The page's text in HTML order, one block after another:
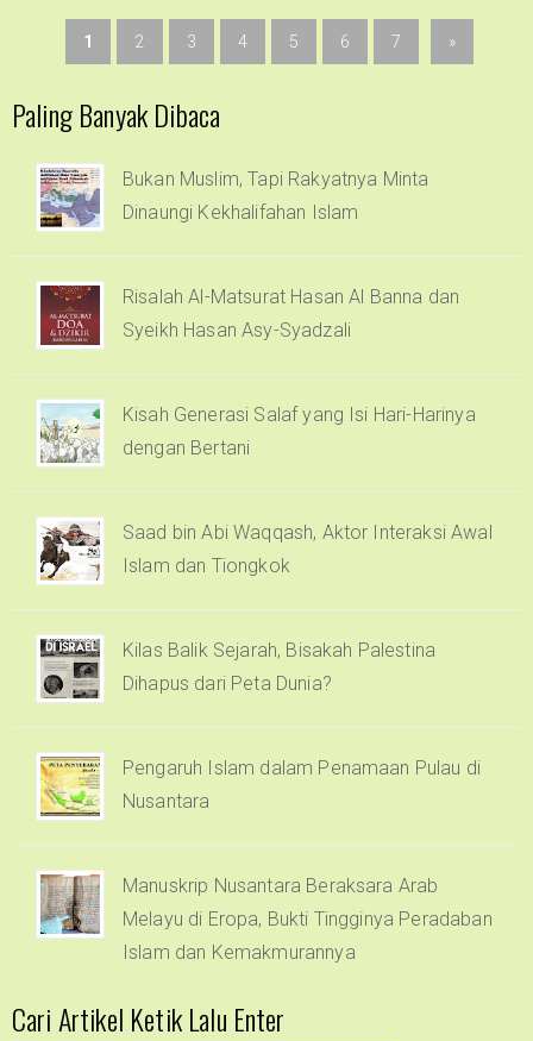
1 2 3 4 5 6 7 »
Paling Banyak Dibaca
Bukan Muslim, Tapi Rakyatnya Minta
Dinaungi Kekhalifahan Islam
Risalah Al-Matsurat Hasan Al Banna dan
Syeikh Hasan Asy-Syadzali
Kisah Generasi Salaf yang Isi Hari-Harinya
dengan Bertani
Saad bin Abi Waqqash, Aktor Interaksi Awal
Islam dan Tiongkok
Kilas Balik Sejarah, Bisakah Palestina
Dihapus dari Peta Dunia?
Pengaruh Islam dalam Penamaan Pulau di
Nusantara
Manuskrip Nusantara Beraksara Arab
Melayu di Eropa, Bukti Tingginya Peradaban
Islam dan Kemakmurannya
Cari Artikel Ketik Lalu Enter